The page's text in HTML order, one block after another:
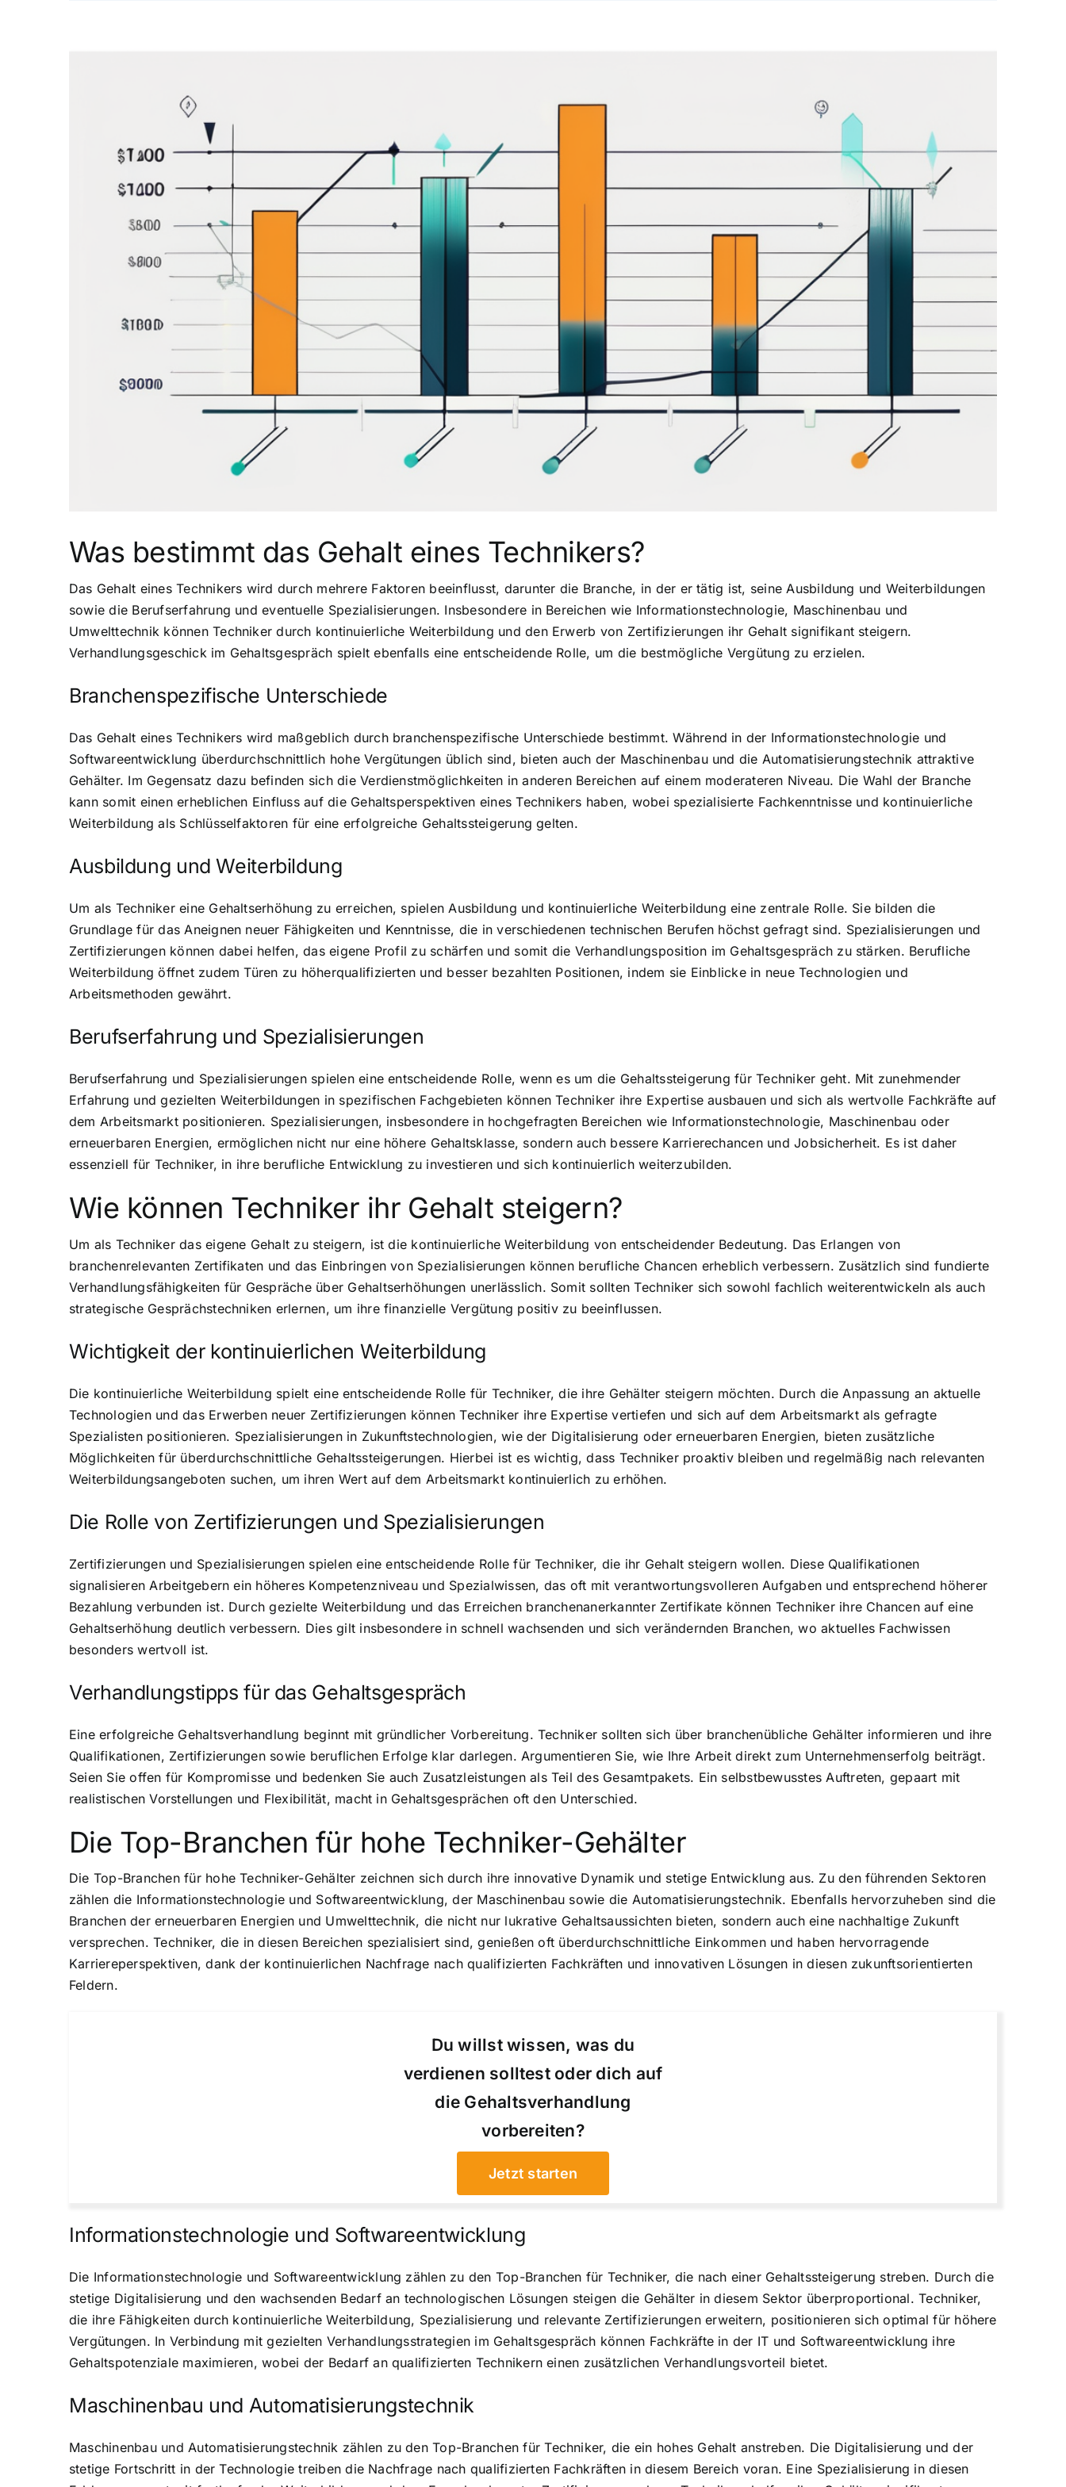
Was bestimmt das Gehalt eines Technikers?
Das Gehalt eines Technikers wird durch mehrere Faktoren beeinflusst, darunter die Branche, in der er tätig ist, seine Ausbildung und Weiterbildungen
sowie die Berufserfahrung und eventuelle Spezialisierungen. Insbesondere in Bereichen wie Informationstechnologie, Maschinenbau und
Umwelttechnik können Techniker durch kontinuierliche Weiterbildung und den Erwerb von Zertifizierungen ihr Gehalt signifikant steigern.
Verhandlungsgeschick im Gehaltsgespräch spielt ebenfalls eine entscheidende Rolle, um die bestmögliche Vergütung zu erzielen.
Branchenspezifische Unterschiede
Das Gehalt eines Technikers wird maßgeblich durch branchenspezifische Unterschiede bestimmt. Während in der Informationstechnologie und
Softwareentwicklung überdurchschnittlich hohe Vergütungen üblich sind, bieten auch der Maschinenbau und die Automatisierungstechnik attraktive
Gehälter. Im Gegensatz dazu befinden sich die Verdienstmöglichkeiten in anderen Bereichen auf einem moderateren Niveau. Die Wahl der Branche
kann somit einen erheblichen Einfluss auf die Gehaltsperspektiven eines Technikers haben, wobei spezialisierte Fachkenntnisse und kontinuierliche
Weiterbildung als Schlüsselfaktoren für eine erfolgreiche Gehaltssteigerung gelten.
Ausbildung und Weiterbildung
Um als Techniker eine Gehaltserhöhung zu erreichen, spielen Ausbildung und kontinuierliche Weiterbildung eine zentrale Rolle. Sie bilden die
Grundlage für das Aneignen neuer Fähigkeiten und Kenntnisse, die in verschiedenen technischen Berufen höchst gefragt sind. Spezialisierungen und
Zertifizierungen können dabei helfen, das eigene Profil zu schärfen und somit die Verhandlungsposition im Gehaltsgespräch zu stärken. Berufliche
Weiterbildung öffnet zudem Türen zu höherqualifizierten und besser bezahlten Positionen, indem sie Einblicke in neue Technologien und
Arbeitsmethoden gewährt.
Berufserfahrung und Spezialisierungen
Berufserfahrung und Spezialisierungen spielen eine entscheidende Rolle, wenn es um die Gehaltssteigerung für Techniker geht. Mit zunehmender
Erfahrung und gezielten Weiterbildungen in spezifischen Fachgebieten können Techniker ihre Expertise ausbauen und sich als wertvolle Fachkräfte auf
dem Arbeitsmarkt positionieren. Spezialisierungen, insbesondere in hochgefragten Bereichen wie Informationstechnologie, Maschinenbau oder
erneuerbaren Energien, ermöglichen nicht nur eine höhere Gehaltsklasse, sondern auch bessere Karrierechancen und Jobsicherheit. Es ist daher
essenziell für Techniker, in ihre berufliche Entwicklung zu investieren und sich kontinuierlich weiterzubilden.
Wie können Techniker ihr Gehalt steigern?
Um als Techniker das eigene Gehalt zu steigern, ist die kontinuierliche Weiterbildung von entscheidender Bedeutung. Das Erlangen von
branchenrelevanten Zertifikaten und das Einbringen von Spezialisierungen können berufliche Chancen erheblich verbessern. Zusätzlich sind fundierte
Verhandlungsfähigkeiten für Gespräche über Gehaltserhöhungen unerlässlich. Somit sollten Techniker sich sowohl fachlich weiterentwickeln als auch
strategische Gesprächstechniken erlernen, um ihre finanzielle Vergütung positiv zu beeinflussen.
Wichtigkeit der kontinuierlichen Weiterbildung
Die kontinuierliche Weiterbildung spielt eine entscheidende Rolle für Techniker, die ihre Gehälter steigern möchten. Durch die Anpassung an aktuelle
Technologien und das Erwerben neuer Zertifizierungen können Techniker ihre Expertise vertiefen und sich auf dem Arbeitsmarkt als gefragte
Spezialisten positionieren. Spezialisierungen in Zukunftstechnologien, wie der Digitalisierung oder erneuerbaren Energien, bieten zusätzliche
Möglichkeiten für überdurchschnittliche Gehaltssteigerungen. Hierbei ist es wichtig, dass Techniker proaktiv bleiben und regelmäßig nach relevanten
Weiterbildungsangeboten suchen, um ihren Wert auf dem Arbeitsmarkt kontinuierlich zu erhöhen.
Die Rolle von Zertifizierungen und Spezialisierungen
Zertifizierungen und Spezialisierungen spielen eine entscheidende Rolle für Techniker, die ihr Gehalt steigern wollen. Diese Qualifikationen
signalisieren Arbeitgebern ein höheres Kompetenzniveau und Spezialwissen, das oft mit verantwortungsvolleren Aufgaben und entsprechend höherer
Bezahlung verbunden ist. Durch gezielte Weiterbildung und das Erreichen branchenanerkannter Zertifikate können Techniker ihre Chancen auf eine
Gehaltserhöhung deutlich verbessern. Dies gilt insbesondere in schnell wachsenden und sich verändernden Branchen, wo aktuelles Fachwissen
besonders wertvoll ist.
Verhandlungstipps für das Gehaltsgespräch
Eine erfolgreiche Gehaltsverhandlung beginnt mit gründlicher Vorbereitung. Techniker sollten sich über branchenübliche Gehälter informieren und ihre
Qualifikationen, Zertifizierungen sowie beruflichen Erfolge klar darlegen. Argumentieren Sie, wie Ihre Arbeit direkt zum Unternehmenserfolg beiträgt.
Seien Sie offen für Kompromisse und bedenken Sie auch Zusatzleistungen als Teil des Gesamtpakets. Ein selbstbewusstes Auftreten, gepaart mit
realistischen Vorstellungen und Flexibilität, macht in Gehaltsgesprächen oft den Unterschied.
Die Top-Branchen für hohe Techniker-Gehälter
Die Top-Branchen für hohe Techniker-Gehälter zeichnen sich durch ihre innovative Dynamik und stetige Entwicklung aus. Zu den führenden Sektoren
zählen die Informationstechnologie und Softwareentwicklung, der Maschinenbau sowie die Automatisierungstechnik. Ebenfalls hervorzuheben sind die
Branchen der erneuerbaren Energien und Umwelttechnik, die nicht nur lukrative Gehaltsaussichten bieten, sondern auch eine nachhaltige Zukunft
versprechen. Techniker, die in diesen Bereichen spezialisiert sind, genießen oft überdurchschnittliche Einkommen und haben hervorragende
Karriereperspektiven, dank der kontinuierlichen Nachfrage nach qualifizierten Fachkräften und innovativen Lösungen in diesen zukunftsorientierten
Feldern.
Du willst wissen, was du
verdienen solltest oder dich auf
die Gehaltsverhandlung
vorbereiten?
Jetzt starten
Informationstechnologie und Softwareentwicklung
Die Informationstechnologie und Softwareentwicklung zählen zu den Top-Branchen für Techniker, die nach einer Gehaltssteigerung streben. Durch die
stetige Digitalisierung und den wachsenden Bedarf an technologischen Lösungen steigen die Gehälter in diesem Sektor überproportional. Techniker,
die ihre Fähigkeiten durch kontinuierliche Weiterbildung, Spezialisierung und relevante Zertifizierungen erweitern, positionieren sich optimal für höhere
Vergütungen. In Verbindung mit gezielten Verhandlungsstrategien im Gehaltsgespräch können Fachkräfte in der IT und Softwareentwicklung ihre
Gehaltspotenziale maximieren, wobei der Bedarf an qualifizierten Technikern einen zusätzlichen Verhandlungsvorteil bietet.
Maschinenbau und Automatisierungstechnik
Maschinenbau und Automatisierungstechnik zählen zu den Top-Branchen für Techniker, die ein hohes Gehalt anstreben. Die Digitalisierung und der
stetige Fortschritt in der Technologie treiben die Nachfrage nach qualifizierten Fachkräften in diesem Bereich voran. Eine Spezialisierung in diesen